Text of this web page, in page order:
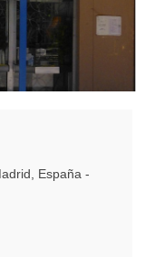
España -